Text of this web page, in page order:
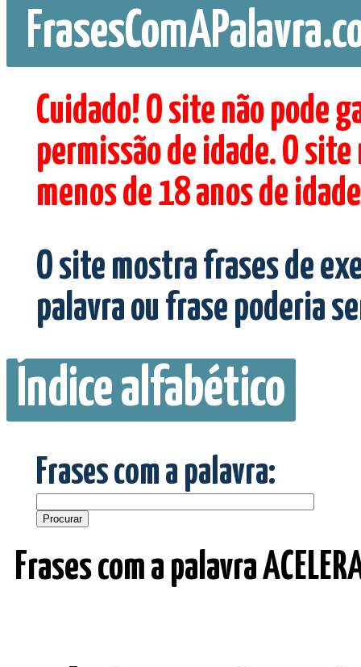
Cuidado! O site não pode
permissão de idade. O
menos de 18 anos de
O site mostra frases de
palavra ou frase poderia
Índice alfabético
Frases com a palavra:
Frases com a palavra